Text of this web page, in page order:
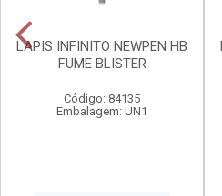
LAPIS INFINITO NEWPEN HB
FUME BLISTER
Código: 84135
Embalagem: UN1